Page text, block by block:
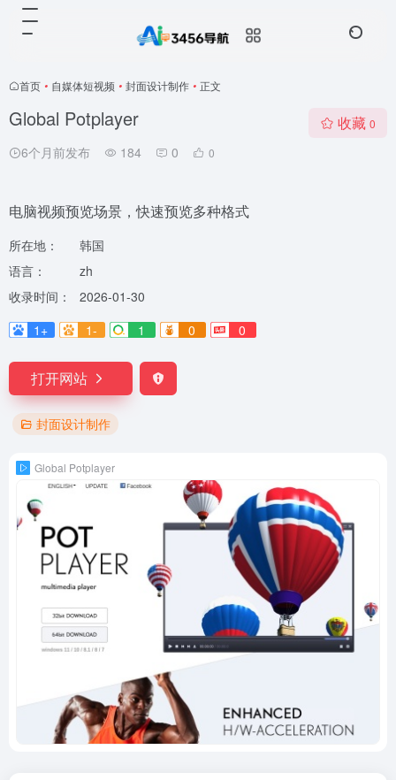
首页 • 自媒体短视频 • 封面设计制作 • 正文
Global Potplayer
6个月前发布 184 0 0
收藏 0
电脑视频预览场景，快速预览多种格式
所在地：
韩国
语言：
zh
收录时间：
2026-01-30
1+
1- 1 0 0
打开网站
封面设计制作
Global Potplayer